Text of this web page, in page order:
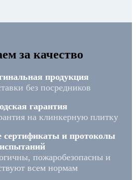
за качество
продукция
без посредников
гарантия
на клинкерную плитку
сертификаты и протоколы
испытаний
пожаробезопасны и
всем нормам